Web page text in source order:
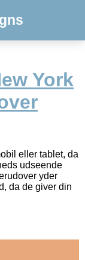
York
eller tablet, da
udseende
yder
da de giver din